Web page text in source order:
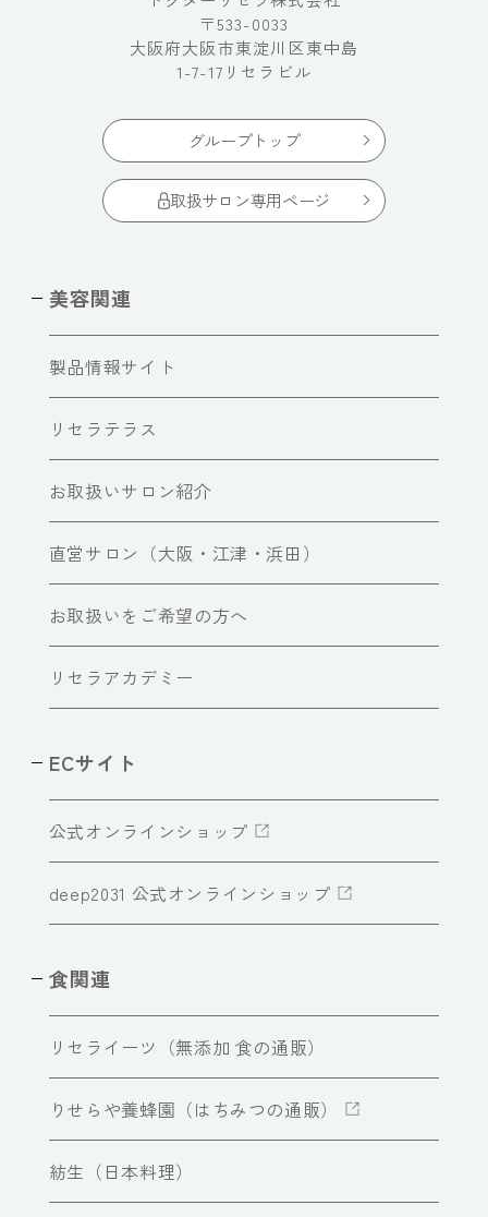
〒533-0033
大阪府大阪市東淀川区東中島
1-7-17リセラビル
グループトップ
取扱サロン専用ページ
美容関連
製品情報サイト
リセラテラス
お取扱いサロン紹介
直営サロン（大阪・江津・浜田）
お取扱いをご希望の方へ
リセラアカデミー
ECサイト
公式オンラインショップ
deep2031 公式オンラインショップ
食関連
リセライーツ（無添加 食の通販）
りせらや養蜂園（はちみつの通販）
紡生（日本料理）